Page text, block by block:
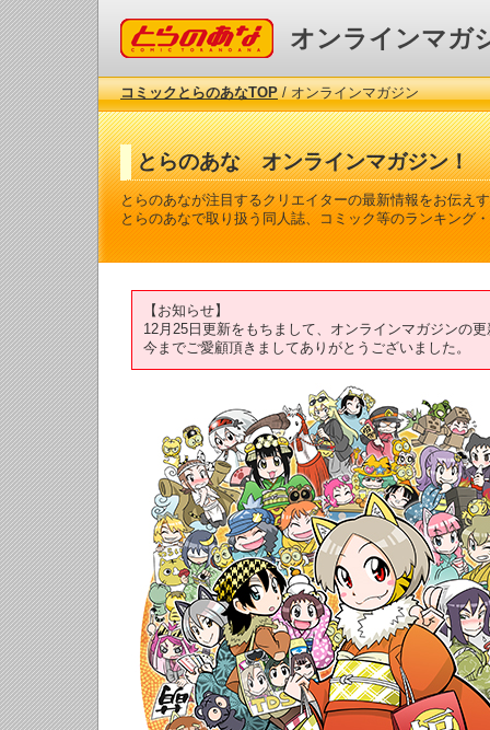
コミックとらのあな オンラインマガ
コミックとらのあなTOP/ オンラインマガジン
とらのあな オンラインマガジン！
とらのあなが注目するクリエイターの最新情報をお伝え
とらのあなで取り扱う同人誌、コミック等のランキング
【お知らせ】
12月25日更新をもちまして、オンラインマガジンの
今までご愛顧頂きましてありがとうございました。